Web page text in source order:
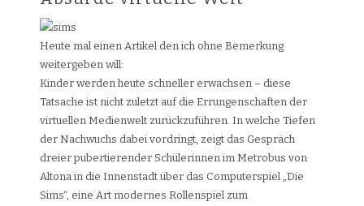
Heute mal einen Artikel den ich ohne Bemerkung
weitergeben will:
Kinder werden heute schneller erwachsen – diese
Tatsache ist nicht zuletzt auf die Errungenschaften der
virtuellen Medienwelt zurückzuführen. In welche Tiefen
der Nachwuchs dabei vordringt, zeigt das Gespräch
dreier pubertierender Schülerinnen im Metrobus von
Altona in die Innenstadt über das Computerspiel „Die
Sims“, eine Art modernes Rollenspiel zum